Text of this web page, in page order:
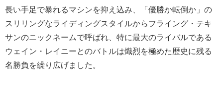
長い手足で暴れるマシンを抑え込み、「優勝か転倒か」の
スリリングなライディングスタイルからフライング・テキ
サンのニックネームで呼ばれ、特に最大のライバルである
ウェイン・レイニーとのバトルは熾烈を極めた歴史に残る
名勝負を繰り広げました。